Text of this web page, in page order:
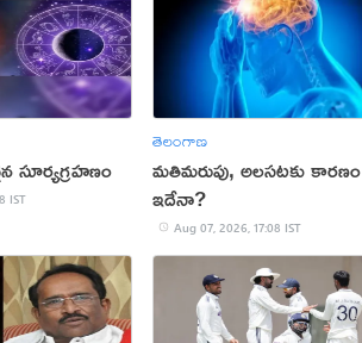
సూర్యగ్రహణం
IST
తెలంగాణ
మతిమరుపు, అలసటకు కారణం
ఇదేనా?
Aug 07, 2026, 17:08 IST